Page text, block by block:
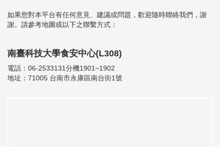
如果您對本平台有任何意見、建議或問題，歡迎隨時聯絡我們，謝
謝。請參考地圖或以下之聯繫方式：
南臺科技大學食安中心(L308)
電話：06-2533131分機1901~1902
地址：71005 台南市永康區南台街1號